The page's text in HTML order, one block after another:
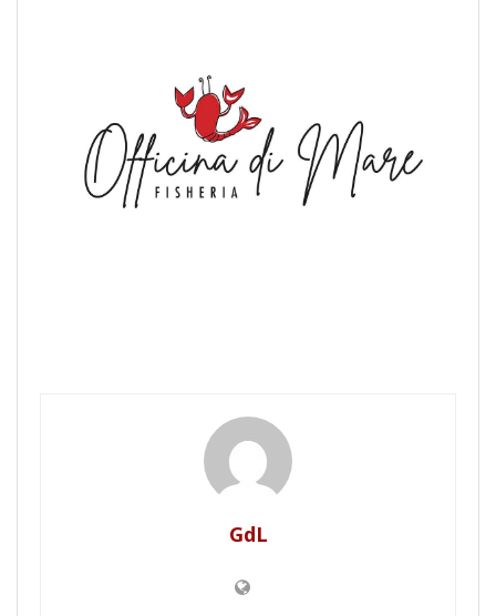
GdL